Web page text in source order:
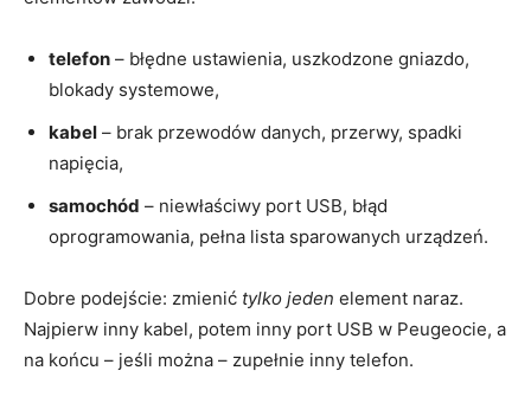
telefon – błędne ustawienia, uszkodzone gniazdo,
blokady systemowe,
kabel – brak przewodów danych, przerwy, spadki
napięcia,
samochód – niewłaściwy port USB, błąd
oprogramowania, pełna lista sparowanych urządzeń.
Dobre podejście: zmienić tylko jeden element naraz.
Najpierw inny kabel, potem inny port USB w Peugeocie, a
na końcu – jeśli można – zupełnie inny telefon.